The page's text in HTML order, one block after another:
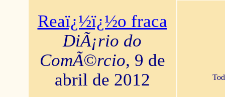
Reaï¿½ï¿½o fraca
DiÃ¡rio do
ComÃ©rcio, 9 de
abril de 2012